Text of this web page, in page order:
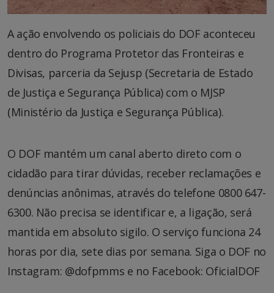
A ação envolvendo os policiais do DOF aconteceu
dentro do Programa Protetor das Fronteiras e
Divisas, parceria da Sejusp (Secretaria de Estado
de Justiça e Segurança Pública) com o MJSP
(Ministério da Justiça e Segurança Pública).
O DOF mantém um canal aberto direto com o
cidadão para tirar dúvidas, receber reclamações e
denúncias anônimas, através do telefone 0800 647-
6300. Não precisa se identificar e, a ligação, será
mantida em absoluto sigilo. O serviço funciona 24
horas por dia, sete dias por semana. Siga o DOF no
Instagram: @dofpmms e no Facebook: OficialDOF